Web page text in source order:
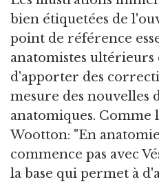
bien étiquetées de
point de référence
anatomistes
d'apporter des
mesure des nouvelles
anatomiques.
Wootton: "En
commence pas avec
la base qui permet à